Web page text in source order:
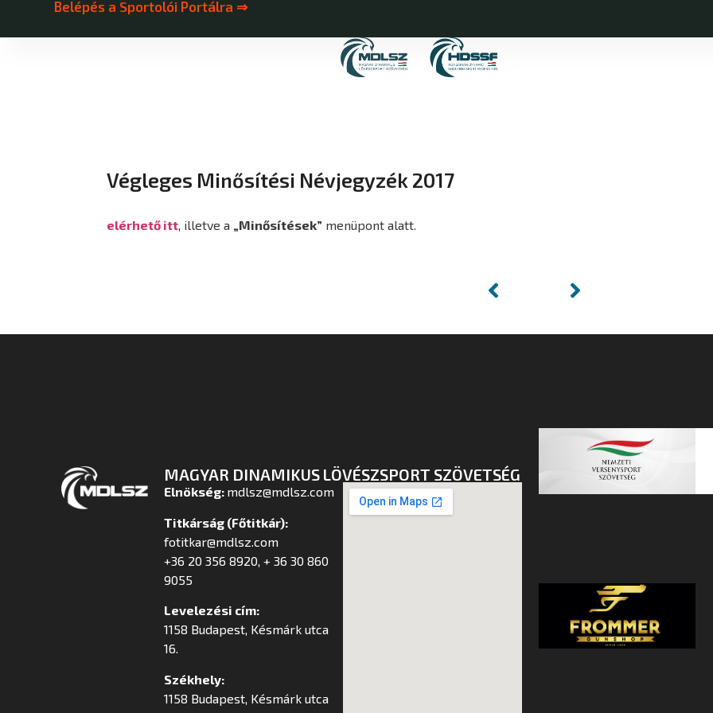
Belépés a Sportolói Portálra ⇒
Végleges Minősítési Névjegyzék 2017
elérhető itt, illetve a „Minősítések” menüpont alatt.
MAGYAR DINAMIKUS LÖVÉSZSPORT SZÖVETSÉG
Elnökség: mdlsz@mdlsz.com
Titkárság (Főtitkár):
fotitkar@mdlsz.com
+36 20 356 8920, + 36 30 860
9055
Levelezési cím:
1158 Budapest, Késmárk utca
16.
Székhely:
1158 Budapest, Késmárk utca